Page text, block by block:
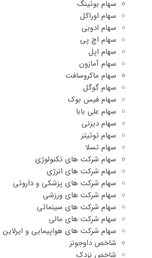
سهام بوئینگ
سهام اوراکل
سهام ادوبی
سهام اچ پی
سهام اپل
سهام آمازون
سهام ماکروسافت
سهام گوگل
سهام فیس بوک
سهام علی بابا
سهام دیزنی
سهام توئیتر
سهام تسلا
سهام شرکت های تکنولوژی
سهام شرکت های انرژی
سهام شرکت های پزشکی و داروئی
سهام شرکت های ورزشی
سهام شرکت های سینمائی
سهام شرکت های مالی
سهام شرکت های هواپیمایی و ایرلاین
شاخص داوجونز
شاخص نزدک